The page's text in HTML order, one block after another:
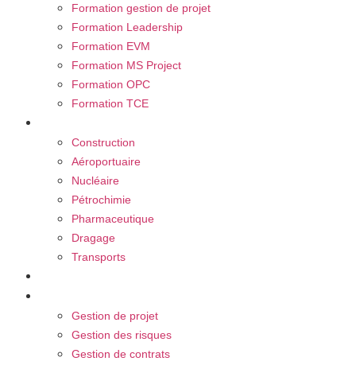
Formation gestion de projet
Formation Leadership
Formation EVM
Formation MS Project
Formation OPC
Formation TCE
Construction
Aéroportuaire
Nucléaire
Pétrochimie
Pharmaceutique
Dragage
Transports
Gestion de projet
Gestion des risques
Gestion de contrats